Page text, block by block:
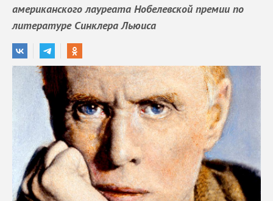
американского лауреата Нобелевской премии по
литературе Синклера Льюиса